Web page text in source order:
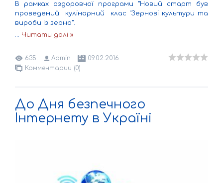
В рамках оздоровчої програми "Новий старт був
проведений кулінарний клас "Зернові культури та
вироби із зерна".
... Читати далі »
635 Admin
09.02.2016
Комментарии (0)
До Дня безпечного
Інтернету в Україні